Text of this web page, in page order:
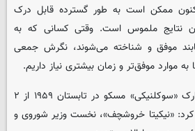
ممکن است به طور گسترده قابل درک
نتایج ملموس است. وقتی کسانی که به
موفق و شناخته می‌شوند، نگرش جمعی
موارد موفق‌تر و زمان بیشتری نیاز داریم.
نمایشگاه ملی آمریکا در پارک «سوکلنیکی» مسکو در تابستان ۱۹۵۹ از ۲
کرد: «نیکیتا خروشچف»، نخست وزیر شوروی و